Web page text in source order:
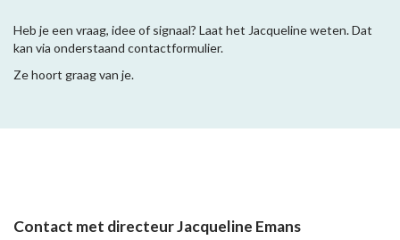
Heb je een vraag, idee of signaal? Laat het Jacqueline weten. Dat
kan via onderstaand contactformulier.
Ze hoort graag van je.
Contact met directeur Jacqueline Emans